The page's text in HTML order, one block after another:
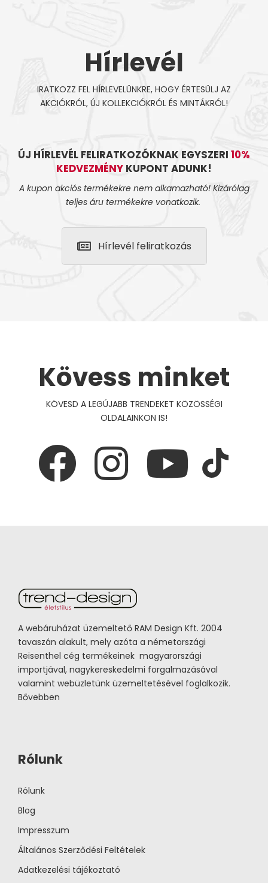
Hírlevél
IRATKOZZ FEL HÍRLEVELÜNKRE, HOGY ÉRTESÜLJ AZ
AKCIÓKRÓL, ÚJ KOLLEKCIÓKRÓL ÉS MINTÁKRÓL!
ÚJ HÍRLEVÉL FELIRATKOZÓKNAK EGYSZERI 10%
KEDVEZMÉNY KUPONT ADUNK!
A kupon akciós termékekre nem alkamazható! Kizárólag
teljes áru termékekre vonatkozik.
Hírlevél feliratkozás
Kövess minket
KÖVESD A LEGÚJABB TRENDEKET KÖZÖSSÉGI
OLDALAINKON IS!
A webáruházat üzemeltető RAM Design Kft. 2004
tavaszán alakult, mely azóta a németországi
Reisenthel cég termékeinek magyarországi
importjával, nagykereskedelmi forgalmazásával
valamint webüzletünk üzemeltetésével foglalkozik.
Bővebben
Rólunk
Rólunk
Blog
Impresszum
Általános Szerződési Feltételek
Adatkezelési tájékoztató